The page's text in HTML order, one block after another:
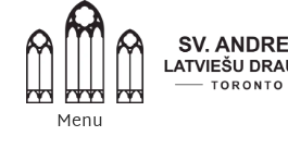
Menu